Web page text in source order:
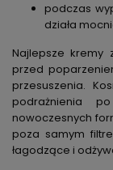
podczas
działa
Najlepsze kremy
przed
przesuszenia.
podrażnienia
nowoczesnych
poza samym
łagodzące i